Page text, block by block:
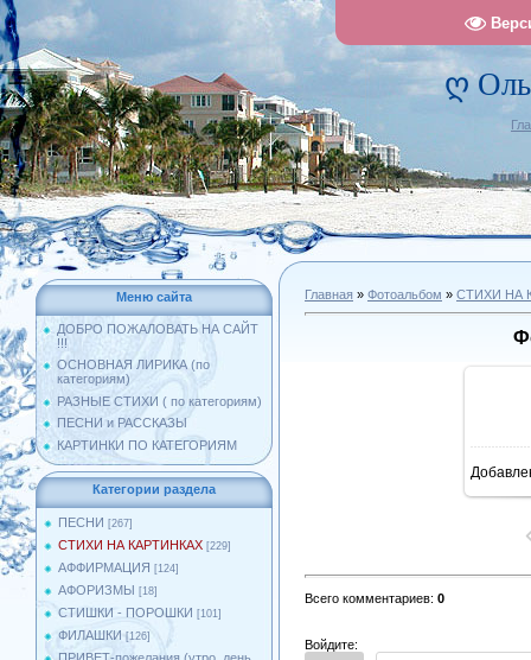
ღ
Меню сайта
ДОБРО ПОЖАЛОВАТЬ НА САЙТ
!!!
ОСНОВНАЯ ЛИРИКА (по
категориям)
РАЗНЫЕ СТИХИ ( по категориям)
ПЕСНИ и РАССКАЗЫ
КАРТИНКИ ПО КАТЕГОРИЯМ
Категории раздела
ПЕСНИ [267]
СТИХИ НА КАРТИНКАХ [229]
АФФИРМАЦИЯ [124]
АФОРИЗМЫ [18]
СТИШКИ - ПОРОШКИ [101]
ФИЛАШКИ [126]
Главная » Фотоальбом » СТИХИ НА
Всего комментариев: 0
Войдите: